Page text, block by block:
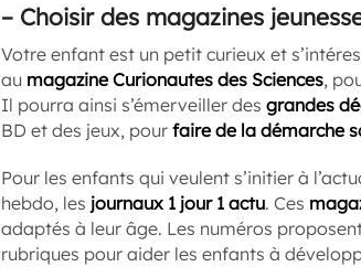
– Choisir des magazines
Votre enfant est un petit curieux et
au magazine Curionautes des Sciences,
Il pourra ainsi s’émerveiller des grandes
BD et des jeux, pour faire de la démarche
Pour les enfants qui veulent s’initier à
hebdo, les journaux 1 jour 1 actu. Ces
adaptés à leur âge. Les numéros
rubriques pour aider les enfants à